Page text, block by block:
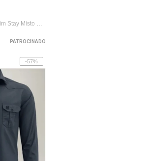
Camisa Social Amil Slim Stay Misto Micro...
PATROCINADO
-57%